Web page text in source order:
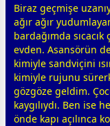
Biraz geçmişe
ağır ağır
bardağımda
evden. Asansörün
kimiyle sandviçini
kimiyle rujunu
gözgöze geldim.
kaygılıydı. Ben ise
önde kapı açılınca